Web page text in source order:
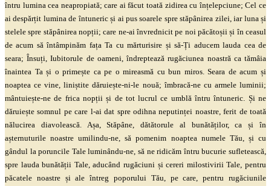
întru lumina cea neapropiată; care ai făcut toată zidirea cu înțelepciune; Cel ce
ai despărțit lumina de întuneric și ai pus soarele spre stăpânirea zilei, iar luna și
stelele spre stăpânirea nopții; care ne-ai învrednicit pe noi păcătoșii și în ceasul
de acum să întâmpinăm fața Ta cu mărturisire și să-Ți aducem lauda cea de
seara; Însuți,Iubitorule de oameni,îndreptează rugăciunea noastră ca tămâia
înaintea Ta și o primește ca pe o mireasmă cu bun miros. Seara de acum și
noaptea ce vine, liniștite dăruiește-ni-le nouă; îmbracă-ne cu armele luminii;
mântuiește-ne de frica nopții și de tot lucrul ce umblă întru întuneric. Și ne
dăruiește somnul pe care l-ai dat spre odihna neputinței noastre, ferit de toată
nălucirea diavolească. Așa, Stăpâne,dătătorule al bunătăților, ca și în
așternuturile noastre umilindu-ne, să pomenim noaptea numele Tău, și cu
gândul la poruncile Tale luminându-ne, să ne ridicăm întru bucurie sufletească,
spre lauda bunătății Tale, aducând rugăciuni și cereri milostivirii Tale, pentru
păcatele noastre și ale întreg poporului Tău, pe care, pentru rugăciunile